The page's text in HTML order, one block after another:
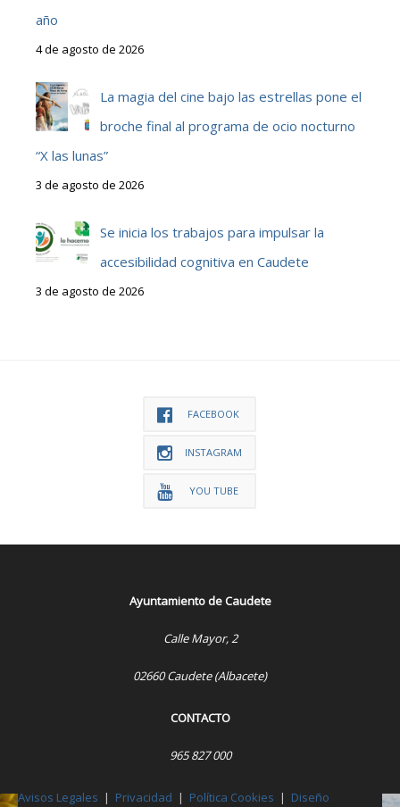
año
4 de agosto de 2026
La magia del cine bajo las estrellas pone el
broche final al programa de ocio nocturno
“X las lunas”
3 de agosto de 2026
Se inicia los trabajos para impulsar la
accesibilidad cognitiva en Caudete
3 de agosto de 2026
FACEBOOK
INSTAGRAM
YOU TUBE
Ayuntamiento de Caudete
Calle Mayor, 2
02660 Caudete (Albacete)
CONTACTO
965 827 000
Avisos Legales | Privacidad | Política Cookies | Diseño